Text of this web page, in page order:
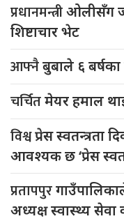
प्रधानमन्त्रीओलीसँग
शिष्टाचार भेट
आफ्नैबुबाले ६
चर्चितमेयर हमाल
विश्वप्रेस स्वतन्त्रता
आवश्यक छ ‘प्रेस
प्रतापपुर
अध्यक्ष स्वास्थ्य सेवा